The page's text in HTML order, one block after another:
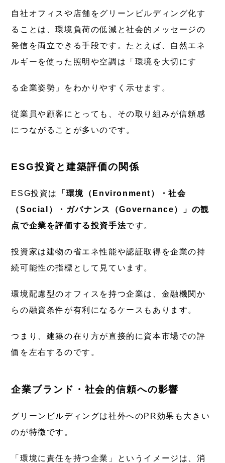
自社オフィスや店舗をグリーンビルディング化す
ることは、環境負荷の低減と社会的メッセージの
発信を両立できる手段です。たとえば、自然エネ
ルギーを使った照明や空調は「環境を大切にす
る企業姿勢」をわかりやすく示せます。
従業員や顧客にとっても、その取り組みが信頼感
につながることが多いのです。
ESG投資と建築評価の関係
ESG投資は
「環境（Environment）・社会
（Social）・ガバナンス（Governance）」の観
点で企業を評価する投資手法です。
投資家は建物の省エネ性能や認証取得を企業の持
続可能性の指標として見ています。
環境配慮型のオフィスを持つ企業は、金融機関か
らの融資条件が有利になるケースもあります。
つまり、建築の在り方が直接的に資本市場での評
価を左右するのです。
企業ブランド・社会的信頼への影響
グリーンビルディングは社外へのPR効果も大きい
のが特徴です。
「環境に責任を持つ企業」というイメージは、消